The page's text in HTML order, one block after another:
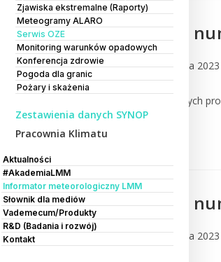
Zjawiska ekstremalne (Raporty)
Meteogramy ALARO
Serwis OZE
Monitoring warunków opadowych
Konferencja zdrowie
Pogoda dla granic
Pożary i skażenia
Zestawienia danych SYNOP
Pracownia Klimatu
Aktualności
#AkademiaLMM
Informator meteorologiczny LMM
Słownik dla mediów
Vademecum/Produkty
R&D (Badania i rozwój)
Kontakt
Komentarz do
CMM 26 czerwca 2023
Komentarz do numerycznych
Czytaj Dalej
Komentarz do
CMM 24 czerwca 2023